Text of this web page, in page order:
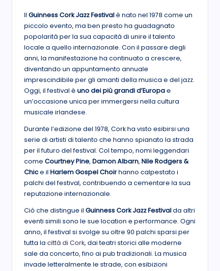
Il Guinness Cork Jazz Festivalè nato nel 1978 come un
piccolo evento, ma ben presto ha guadagnato
popolarità per la sua capacità di unire il talento
locale a quello internazionale. Con il passare degli
anni, la manifestazione ha continuato a crescere,
diventando un appuntamento annuale
imprescindibile per gli amanti della musica e del jazz.
Oggi, il festival è uno dei più grandi d’Europae
un’occasione unica per immergersi nella cultura
musicale irlandese.
Durante l’edizione del 1978, Cork ha visto esibirsi una
serie di artisti di talento che hanno spianato la strada
per il futuro del festival. Col tempo, nomi leggendari
come Courtney Pine, Damon Albarn, Nile Rodgers &
Chice il Harlem Gospel Choirhanno calpestato i
palchi del festival, contribuendo a cementare la sua
reputazione internazionale.
Ciò che distingue il Guinness Cork Jazz Festivalda altri
eventi simili sono le sue location e performance. Ogni
anno, il festival si svolge su oltre 90 palchi sparsi per
tutta la città di Cork, dai teatri storici alle moderne
sale da concerto, fino ai pub tradizionali. La musica
invade letteralmente le strade, con esibizioni